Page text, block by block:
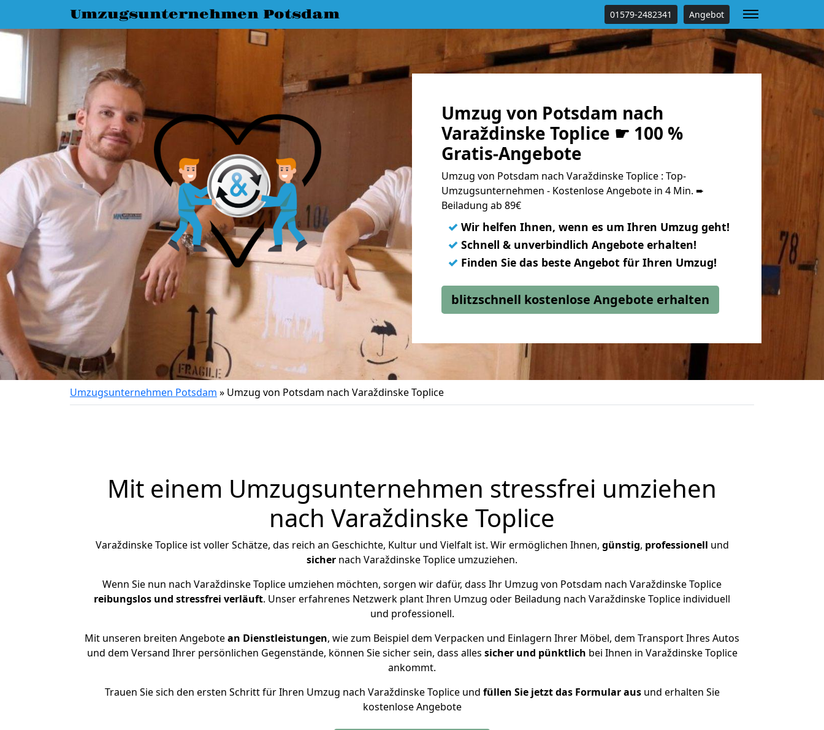
Umzugsunternehmen Potsdam 01579-2482341 Angebot
Umzug von Potsdam nach
Varaždinske Toplice ☛ 100 %
Gratis-Angebote
Umzug von Potsdam nach Varaždinske Toplice : Top-
Umzugsunternehmen - Kostenlose Angebote in 4 Min. ➨
Beiladung ab 89€
✓ Wir helfen Ihnen, wenn es um Ihren Umzug geht!
✓ Schnell & unverbindlich Angebote erhalten!
✓ Finden Sie das beste Angebot für Ihren Umzug!
blitzschnell kostenlose Angebote erhalten
Umzugsunternehmen Potsdam » Umzug von Potsdam nach Varaždinske Toplice
Mit einem Umzugsunternehmen stressfrei umziehen
nach Varaždinske Toplice
Varaždinske Toplice ist voller Schätze, das reich an Geschichte, Kultur und Vielfalt ist. Wir ermöglichen Ihnen, günstig, professionell und
sicher nach Varaždinske Toplice umzuziehen.
Wenn Sie nun nach Varaždinske Toplice umziehen möchten, sorgen wir dafür, dass Ihr Umzug von Potsdam nach Varaždinske Toplice
reibungslos und stressfrei verläuft. Unser erfahrenes Netzwerk plant Ihren Umzug oder Beiladung nach Varaždinske Toplice individuell
und professionell.
Mit unseren breiten Angebotean Dienstleistungen, wie zum Beispiel dem Verpacken und Einlagern Ihrer Möbel, dem Transport Ihres Autos
und dem Versand Ihrer persönlichen Gegenstände, können Sie sicher sein, dass alles sicher und pünktlich bei Ihnen in Varaždinske Toplice
ankommt.
Trauen Sie sich den ersten Schritt für Ihren Umzug nach Varaždinske Toplice und füllen Sie jetzt das Formular ausund erhalten Sie
kostenlose Angebote